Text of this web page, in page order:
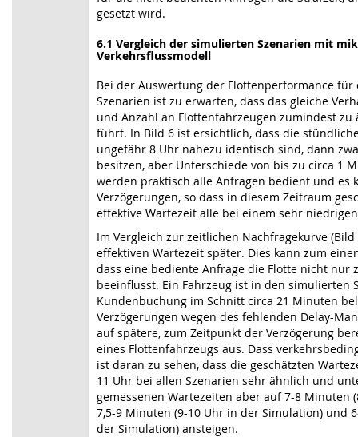
gesetzt wird.
6.1 Vergleich der simulierten Szenarien mit
Verkehrsflussmodell
Bei der Auswertung der Flottenperformance für
Szenarien ist zu erwarten, dass das gleiche
und Anzahl an Flottenfahrzeugen zumindest zu
führt. In Bild 6 ist ersichtlich, dass die
ungefähr 8 Uhr nahezu identisch sind, dann
besitzen, aber Unterschiede von bis zu circa 1
werden praktisch alle Anfragen bedient und es
Verzögerungen, so dass in diesem Zeitraum
effektive Wartezeit alle bei einem sehr
Im Vergleich zur zeitlichen Nachfragekurve (Bild
effektiven Wartezeit später. Dies kann zum
dass eine bediente Anfrage die Flotte nicht nur
beeinflusst. Ein Fahrzeug ist in den simulierten
Kundenbuchung im Schnitt circa 21 Minuten
Verzögerungen wegen des fehlenden Delay-
auf spätere, zum Zeitpunkt der Verzögerung
eines Flottenfahrzeugs aus. Dass
ist daran zu sehen, dass die geschätzten
11 Uhr bei allen Szenarien sehr ähnlich und
gemessenen Wartezeiten aber auf 7-8 Minuten
7,5-9 Minuten (9-10 Uhr in der Simulation) und
der Simulation) ansteigen.